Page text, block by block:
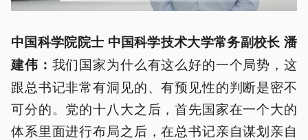
中国科学院院士 中国科学技术大学常务副校长 潘
建伟： 我们国家为什么有这么好的一个局势，这
跟总书记非常有洞见的、有预见性的判断是密不
可分的。党的十八大之后，首先国家在一个大的
体系里面进行布局之后，在总书记亲自谋划亲自